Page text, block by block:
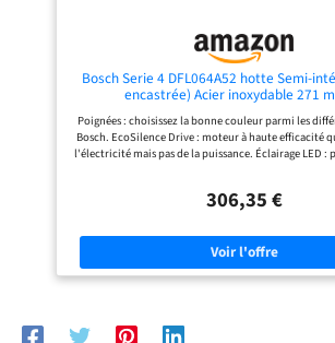
Bosch Serie 4 DFL064A52 hotte Semi-
encastrée) Acier inoxydable 271
Poignées : choisissez la bonne couleur parmi les
Bosch. EcoSilence Drive : moteur à haute efficacité
l'électricité mais pas de la puissance. Éclairage LED :
particulièrement rapidement et efficacement.
306,35 €